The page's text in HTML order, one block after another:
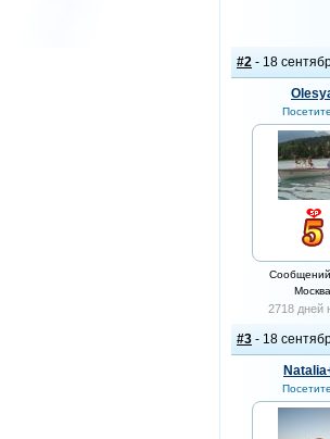
#2 - 18
Москва
2718 дней
#3 - 18